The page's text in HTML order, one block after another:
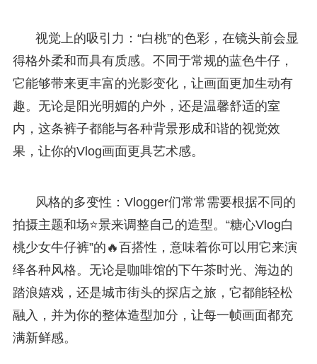
视觉上的吸引力：“白桃”的色彩，在镜头前会显
得格外柔和而具有质感。不同于常规的蓝色牛仔，
它能够带来更丰富的光影变化，让画面更加生动有
趣。无论是阳光明媚的户外，还是温馨舒适的室
内，这条裤子都能与各种背景形成和谐的视觉效
果，让你的Vlog画面更具艺术感。
风格的多变性：Vlogger们常常需要根据不同的
拍摄主题和场⭐景来调整自己的造型。“糖心Vlog白
桃少女牛仔裤”的🔥百搭性，意味着你可以用它来演
绎各种风格。无论是咖啡馆的下午茶时光、海边的
踏浪嬉戏，还是城市街头的探店之旅，它都能轻松
融入，并为你的整体造型加分，让每一帧画面都充
满新鲜感。